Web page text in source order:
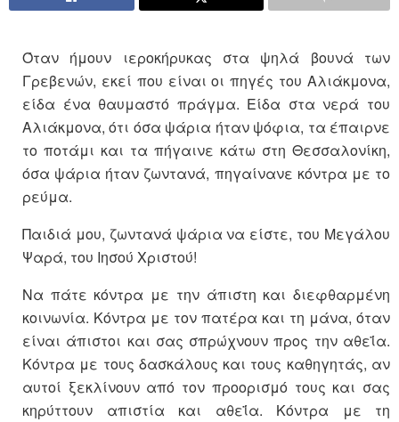
Όταν ήμουν ιεροκήρυκας στα ψηλά βουνά των
Γρεβενών, εκεί που είναι οι πηγές του Αλιάκμονα,
είδα ένα θαυμαστό πράγμα. Είδα στα νερά του
Αλιάκμονα, ότι όσα ψάρια ήταν ψόφια, τα έπαιρνε
το ποτάμι και τα πήγαινε κάτω στη Θεσσαλονίκη,
όσα ψάρια ήταν ζωντανά, πηγαίνανε κόντρα με το
ρεύμα.
Παιδιά μου, ζωντανά ψάρια να είστε, του Μεγάλου
Ψαρά, του Ιησού Χριστού!
Να πάτε κόντρα με την άπιστη και διεφθαρμένη
κοινωνία. Κόντρα με τον πατέρα και τη μάνα, όταν
είναι άπιστοι και σας σπρώχνουν προς την αθεΐα.
Κόντρα με τους δασκάλους και τους καθηγητάς, αν
αυτοί ξεκλίνουν από τον προορισμό τους και σας
κηρύττουν απιστία και αθεΐα. Κόντρα με τη